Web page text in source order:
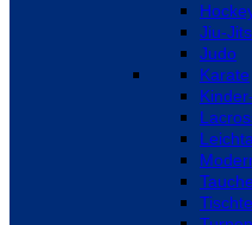
Jiu-
Judo
Karate